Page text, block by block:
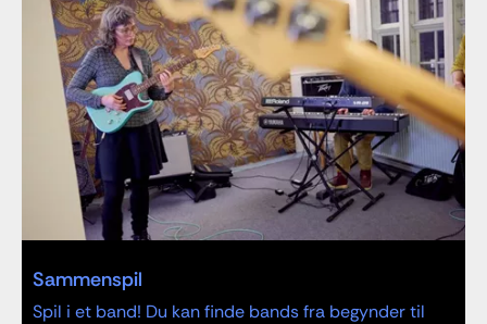
Sammenspil
Spil i et band! Du kan finde bands fra begynder til